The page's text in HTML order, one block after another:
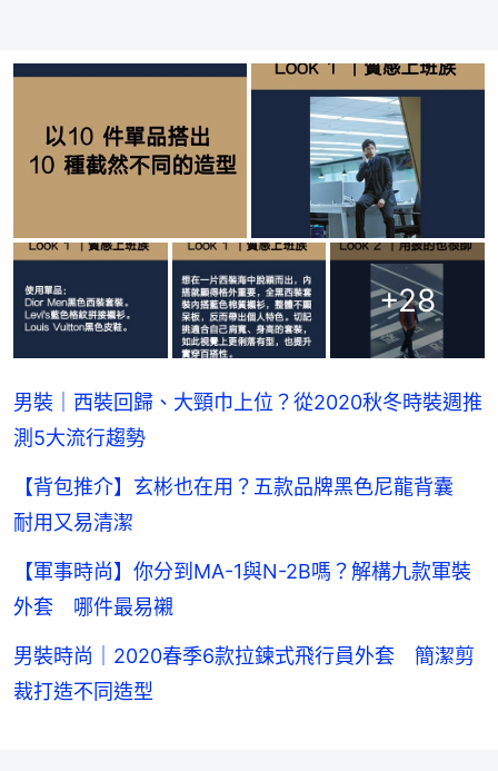
+28
男裝｜西裝回歸、大頸巾上位？從2020秋冬時裝週推
測5大流行趨勢
【背包推介】玄彬也在用？五款品牌黑色尼龍背囊
耐用又易清潔
【軍事時尚】你分到MA-1與N-2B嗎？解構九款軍裝
外套 哪件最易襯
男裝時尚｜2020春季6款拉鍊式飛行員外套 簡潔剪
裁打造不同造型